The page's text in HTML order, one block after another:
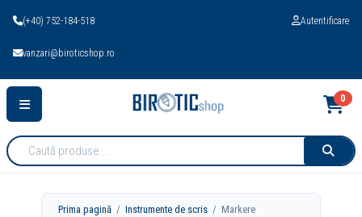
(+40) 752-184-518
vanzari@biroticshop.ro
Autentificare
Cauta
produse:
0
Prima pagină /Instrumente de scris / Markere